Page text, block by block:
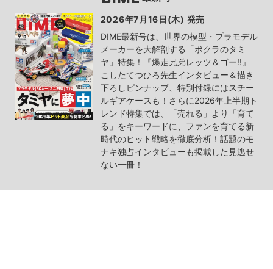
2026年7月16日(木) 発売
DIME最新号は、世界の模型・プラモデル
メーカーを大解剖する「ボクラのタミ
ヤ」特集！『爆走兄弟レッツ＆ゴー!!』
こしたてつひろ先生インタビュー＆描き
下ろしピンナップ、特別付録にはスチー
ルギアケースも！さらに2026年上半期ト
レンド特集では、「売れる」より「育て
る」をキーワードに、ファンを育てる新
時代のヒット戦略を徹底分析！話題のモ
ナキ独占インタビューも掲載した見逃せ
ない一冊！